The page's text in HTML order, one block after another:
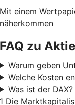
Mit einem
näherkommen
FAQ zu
Warum geben
Welche Kosten
Was ist der DAX?
1 Die